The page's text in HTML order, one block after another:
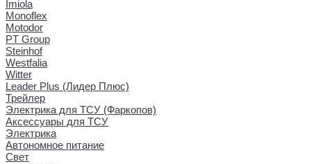
Imiola
Monoflex
Motodor
PT Group
Steinhof
Westfalia
Witter
Leader Plus (Лидер Плюс)
Трейлер
Электрика для ТСУ (Фаркопов)
Аксессуары для ТСУ
Электрика
Автономное питание
Свет